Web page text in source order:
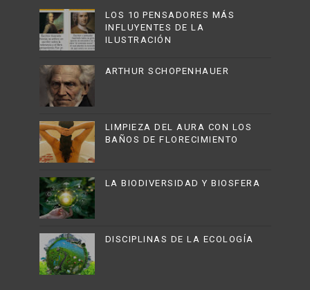
LOS 10 PENSADORES MÁS
INFLUYENTES DE LA
ILUSTRACIÓN
ARTHUR SCHOPENHAUER
LIMPIEZA DEL AURA CON LOS
BAÑOS DE FLORECIMIENTO
LA BIODIVERSIDAD Y BIOSFERA
DISCIPLINAS DE LA ECOLOGÍA